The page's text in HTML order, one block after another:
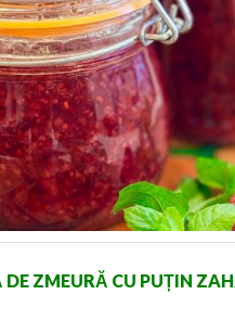
DE ZMEURĂ CU PUȚIN